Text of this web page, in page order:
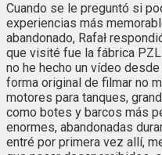
Cuando se le preguntó si
experiencias más
abandonado, Rafał
que visité fue la fábrica
no he hecho un vídeo
forma original de filmar no
motores para tanques,
como botes y barcos más
enormes, abandonadas
entré por primera vez allí,